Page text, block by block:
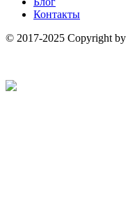
Контакты
© 2017-2025 Copyright by